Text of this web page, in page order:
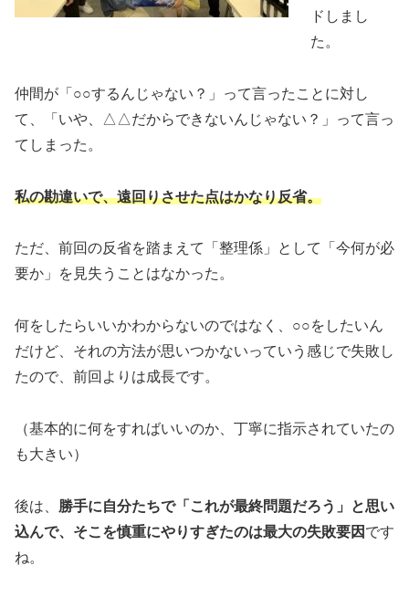
ドしまし
た。
仲間が「○○するんじゃない？」って言ったことに対し
て、「いや、△△だからできないんじゃない？」って言っ
てしまった。
私の勘違いで、遠回りさせた点はかなり反省。
ただ、前回の反省を踏まえて「整理係」として「今何が必
要か」を見失うことはなかった。
何をしたらいいかわからないのではなく、○○をしたいん
だけど、それの方法が思いつかないっていう感じで失敗し
たので、前回よりは成長です。
（基本的に何をすればいいのか、丁寧に指示されていたの
も大きい）
後は、 勝手に自分たちで「これが最終問題だろう」と思い
込んで、そこを慎重にやりすぎたのは最大の失敗要因 です
ね。